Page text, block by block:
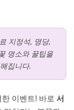
지정석, 명당,
명소와 꿀팁을
집니다.
이벤트! 바로 서